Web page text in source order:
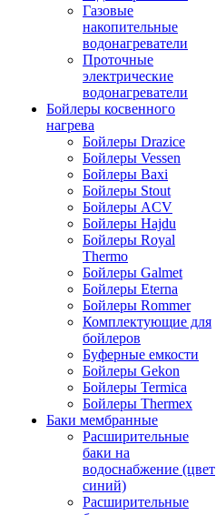
Газовые
накопительные
водонагреватели
Проточные
электрические
водонагреватели
Бойлеры косвенного
нагрева
Бойлеры Drazice
Бойлеры Vessen
Бойлеры Baxi
Бойлеры Stout
Бойлеры ACV
Бойлеры Hajdu
Бойлеры Royal
Thermo
Бойлеры Galmet
Бойлеры Eterna
Бойлеры Rommer
Комплектующие для
бойлеров
Буферные емкости
Бойлеры Gekon
Бойлеры Termica
Бойлеры Thermex
Баки мембранные
Расширительные
баки на
водоснабжение (цвет
синий)
Расширительные